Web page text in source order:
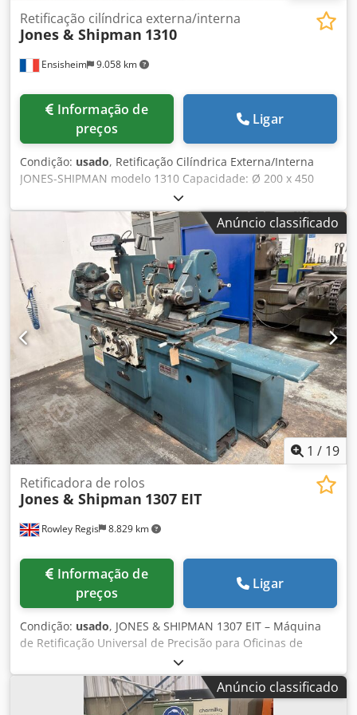
Ensisheim 9.058 km
Retificação cilíndrica externa/interna
Jones & Shipman 1310
preços
Ligar
Condição: usado, Retificação Cilíndrica Externa/Interna
JONES-SHIPMAN modelo 1310 Capacidade: Ø 200 x 450
mm (8'' x 18'') Mesa inclinável Rebolo de retificação: Ø 300
mm x espessura 25 mm x furo Ø 125 mm Velocidade da
roda motriz: 1750 e 2300 RPM Suporte giratório para porta-
rebolo Fornecida sem eixo de retificação interna Equipada
com 1 tanque de lubrificante Tensão: 380 V Comprimento:
1800 mm Profundidade: 1600 mm Altura total: 1900 mm
Peso: aprox. 2 T Codpfx Apjzk Damemorf
Anúncio classificado
1 / 19
Rowley Regis 8.829 km
Retificadora de rolos
Jones & Shipman 1307 EIT
preços
Ligar
Condição: usado, JONES & SHIPMAN 1307 EIT – Máquina
de Retificação Universal de Precisão para Oficinas de
Ferramentas Modelo 1307 EIT Diâmetro máximo de
retificação: 356 mm Comprimento máximo de retificação
entre centros: 1016 mm Diâmetro máximo de trabalho: 356
mm Credpfxezi Eqqo Apmof Velocidades do cabeçote de
Anúncio classificado